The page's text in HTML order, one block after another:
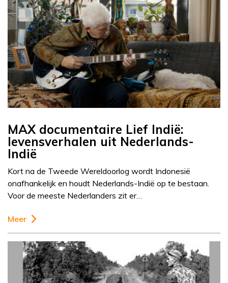
MAX documentaire Lief Indië:
levensverhalen uit Nederlands-
Indië
Kort na de Tweede Wereldoorlog wordt Indonesië
onafhankelijk en houdt Nederlands-Indië op te bestaan.
Voor de meeste Nederlanders zit er…
Meer